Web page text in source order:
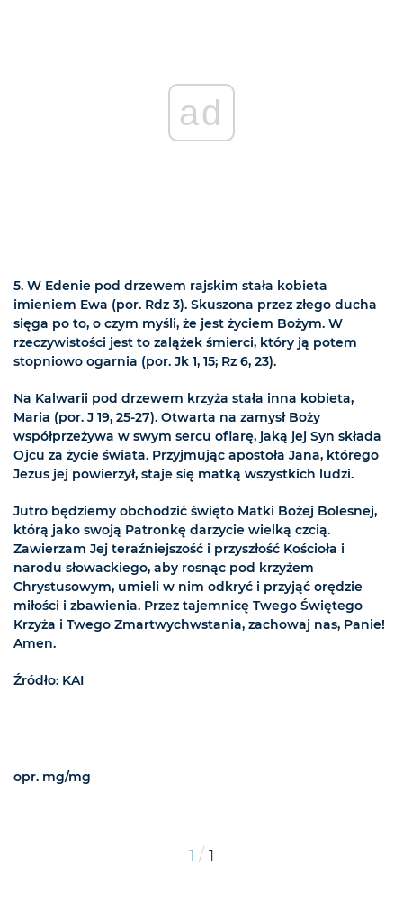
ad
5. W Edenie pod drzewem rajskim stała kobieta
imieniem Ewa (por. Rdz 3). Skuszona przez złego ducha
sięga po to, o czym myśli, że jest życiem Bożym. W
rzeczywistości jest to zalążek śmierci, który ją potem
stopniowo ogarnia (por. Jk 1, 15; Rz 6, 23).
Na Kalwarii pod drzewem krzyża stała inna kobieta,
Maria (por. J 19, 25-27). Otwarta na zamysł Boży
współprzeżywa w swym sercu ofiarę, jaką jej Syn składa
Ojcu za życie świata. Przyjmując apostoła Jana, którego
Jezus jej powierzył, staje się matką wszystkich ludzi.
Jutro będziemy obchodzić święto Matki Bożej Bolesnej,
którą jako swoją Patronkę darzycie wielką czcią.
Zawierzam Jej teraźniejszość i przyszłość Kościoła i
narodu słowackiego, aby rosnąc pod krzyżem
Chrystusowym, umieli w nim odkryć i przyjąć orędzie
miłości i zbawienia. Przez tajemnicę Twego Świętego
Krzyża i Twego Zmartwychwstania, zachowaj nas, Panie!
Amen.
Źródło: KAI
opr. mg/mg
1 / 1